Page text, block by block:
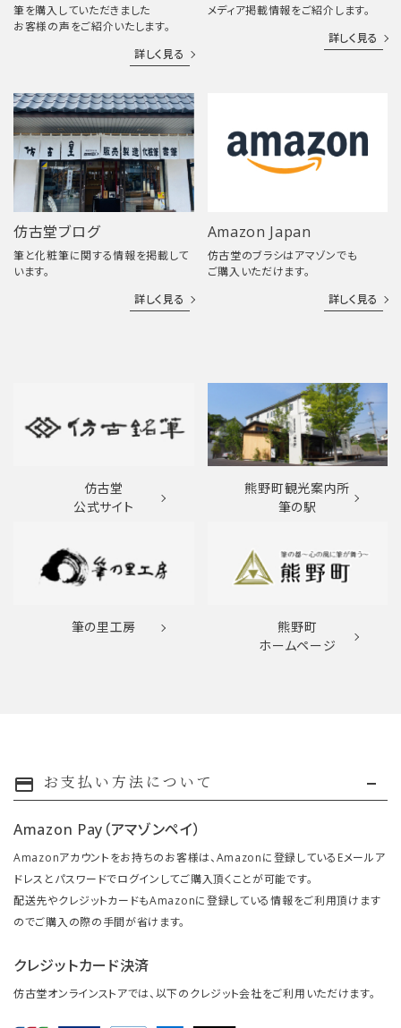
筆を購入していただきました
お客様の声をご紹介いたします。
詳しく見る
メディア掲載情報をご紹介します。
詳しく見る
仿古堂ブログ
筆と化粧筆に関する情報を掲載して
います。
詳しく見る
Amazon Japan
仿古堂のブラシはアマゾンでも
ご購入いただけます。
詳しく見る
仿古堂
公式サイト
熊野町観光案内所
筆の駅
筆の里工房
熊野町
ホームページ
payment お支払い方法について
Amazon Pay（アマゾンペイ）
Amazonアカウントをお持ちのお客様は、Amazonに登録しているEメールア
ドレスとパスワードでログインしてご購入頂くことが可能です。
配送先やクレジットカードもAmazonに登録している情報をご利用頂けます
のでご購入の際の手間が省けます。
クレジットカード決済
仿古堂オンラインストアでは、以下のクレジット会社をご利用いただけます。